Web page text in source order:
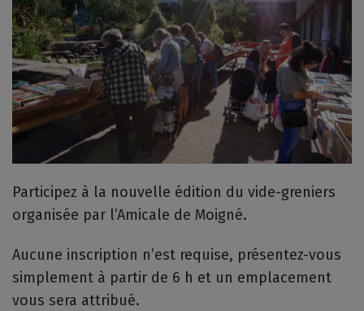
Participez à la nouvelle édition du vide-greniers
organisée par l’Amicale de Moigné.
Aucune inscription n’est requise, présentez-vous
simplement à partir de 6 h et un emplacement
vous sera attribué.